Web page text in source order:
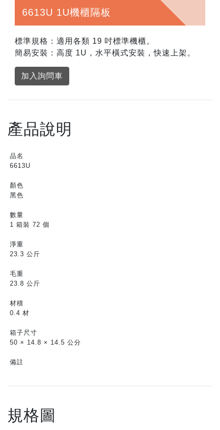
6613U 1U機櫃隔板
標準規格：適用各類 19 吋標準機櫃。
簡易安裝：高度 1U，水平橫式安裝，快速上架。
加入詢問車
產品說明
品名
6613U
顏色
黑色
數量
1 箱裝 72 個
淨重
23.3 公斤
毛重
23.8 公斤
材積
0.4 材
箱子尺寸
50 × 14.8 × 14.5 公分
備註
規格圖